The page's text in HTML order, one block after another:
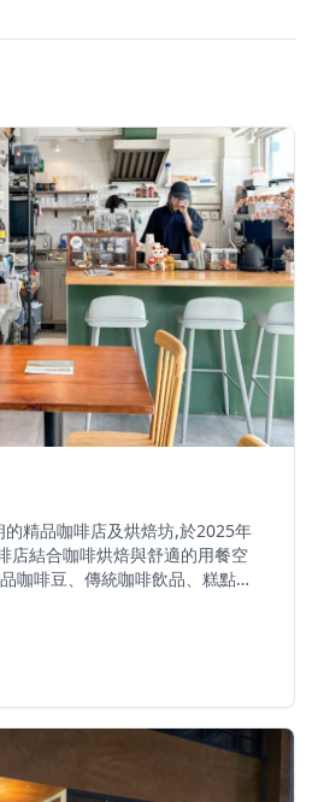
精品咖啡店及烘焙坊,於2025年
店結合咖啡烘焙與舒適的用餐空
咖啡豆、傳統咖啡飲品、糕點和
、尼加拉瓜、危地馬拉和巴西等
親密的氛圍。網上商店提供多種